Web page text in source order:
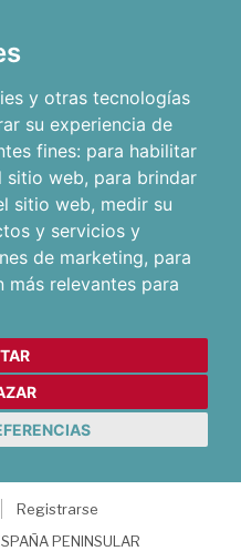
y otras tecnologías
su experiencia de
fines: para habilitar
sitio web, para brindar
sitio web, medir su
y servicios y
de marketing, para
más relevantes para
Registrarse
PENINSULAR